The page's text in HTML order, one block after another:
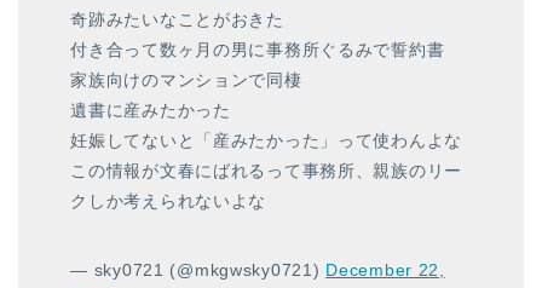
奇跡みたいなことがおきた
付き合って数ヶ月の男に事務所ぐるみで誓約書
家族向けのマンションで同棲
遺書に産みたかった
妊娠してないと「産みたかった」って使わんよな
この情報が文春にばれるって事務所、親族のリー
クしか考えられないよな
— sky0721 (@mkgwsky0721) December 22,